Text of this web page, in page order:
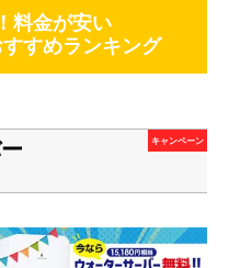
料金が安い
すめランキング
キャンペーン